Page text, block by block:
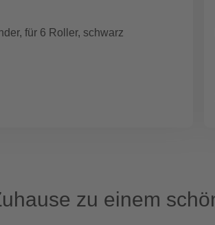
für 6 Roller, schwarz
zu einem